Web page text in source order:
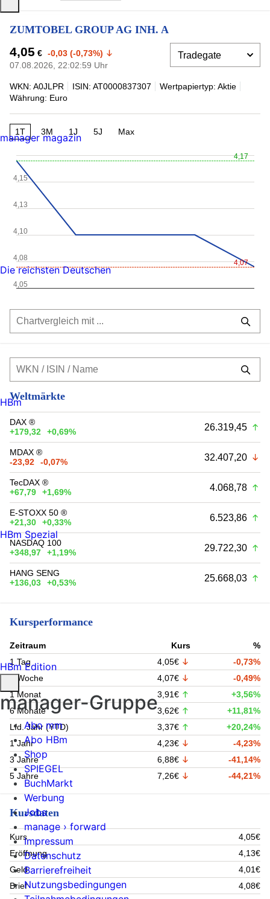
ZUMTOBEL GROUP AG INH. A
4,05 € -0,03 (-0,73%)
07.08.2026, 22:02:59 Uhr
WKN: A0JLPR ISIN: AT0000837307
Wertpapiertyp: Aktie
Währung: Euro
1T 3M 1J 5J Max
4,17
4,07
4,05
4,10
4,15
4,08
4,13
Weltmärkte
DAX ®
+179,32
+0,69% 26.319,45
MDAX ®
-23,92
-0,07% 32.407,20
TecDAX ®
+67,79
+1,69% 4.068,78
E-STOXX 50 ®
+21,30
+0,33% 6.523,86
NASDAQ 100
+348,97
+1,19% 29.722,30
HANG SENG
+136,03
+0,53% 25.668,03
Kursperformance
Zeitraum Kurs
%
1 Tag
4,05€
-0,73%
1 Woche
4,07€
-0,49%
1 Monat
3,91€
+3,56%
6 Monate
3,62€
+11,81%
Lfd. Jahr (YTD)
3,37€
+20,24%
1 Jahr
4,23€
-4,23%
3 Jahre
6,88€
-41,14%
5 Jahre
7,26€ -44,21%
Kursdaten
Kurs
4,05€
Eröffnung
4,13€
Geld
4,01€
Brief
4,08€
manager magazin
Die reichsten Deutschen
HBm
HBm Spezial
HBm Edition
manager-Gruppe
Abo mm
Abo HBm
Shop
SPIEGEL
BuchMarkt
Werbung
Jobs
manage › forward
Impressum
Datenschutz
Barrierefreiheit
Nutzungsbedingungen